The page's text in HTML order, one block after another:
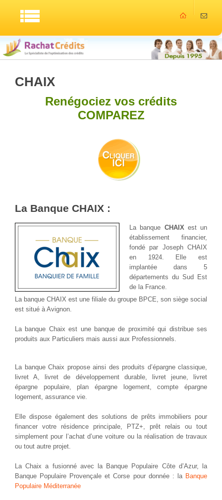
CHAIX
Renégociez vos crédits
COMPAREZ
La Banque CHAIX :
La banque CHAIXest un
établissement financier,
fondé par Joseph CHAIX
en 1924.
Elle est
implantée dans 5
départements du Sud Est
de la France.
La banque CHAIX est une filiale du groupe BPCE, son siège social
est situé à Avignon.
La banque Chaix est une banque de proximité qui distribue ses
produits aux Particuliers mais aussi aux Professionnels.
La banque Chaix propose ainsi des produits d’épargne classique,
livret A, livret de développement durable, livret jeune, livret
épargne populaire, plan épargne logement, compte épargne
logement, assurance vie.
Elle dispose également des solutions de prêts immobiliers pour
financer votre résidence principale, PTZ+, prêt relais ou tout
simplement pour l’achat d’une voiture ou la réalisation de travaux
ou tout autre projet.
La Chaix a fusionné avec la Banque Populaire Côte d’Azur, la
Banque Populaire Provençale et Corse pour donnée : la Banque
Populaire Méditerranée